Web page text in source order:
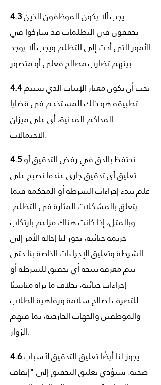
4.3يجب ألا يكون الموظفون الذين
يحققون في التظلمات قد شاركوا في
الأمور التي أدت إلى التظلم ويجب ألا يوجد
بينهم تضارب مصالح فعلي أو متصور.
4.4يجب أن يكون معيار الإثبات الذي سيتم
تطبيقه هو ذلك المستخدم في قضايا
المحاكم المدنية، أي على ميزان
الاحتمالات.
4.5نحتفظ بالحق في رفض التحقيق أو
تعليق أي تحقيق جاري عندما نصبح على
علم ببدء إجراءات الشرطة أو المحكمة فيما
يتعلق بالمشكلات المثارة في التظلم.
وبالمثل، إذا كانت هناك مزاعم بارتكاب
جريمة جنائية، يجوز لنا إحالة الأمر إلى
الشرطة وتعليق الإجراءات الخاصة بنا حتى
يتم معرفة نتيجة أي تحقيق للشرطة أو
إجراءات جنائية، بخلاف ما نراه مناسبًا
للتصرف لصالح سلامة ورفاهية الطلاب
والموظفين والجهات الخارجية، بما فيهم
الزوار.
4.6يجوز لنا أيضًا تعليق التحقيق لأسباب
صحية. سيؤدي تعليق التحقيق إلى "إيقاف